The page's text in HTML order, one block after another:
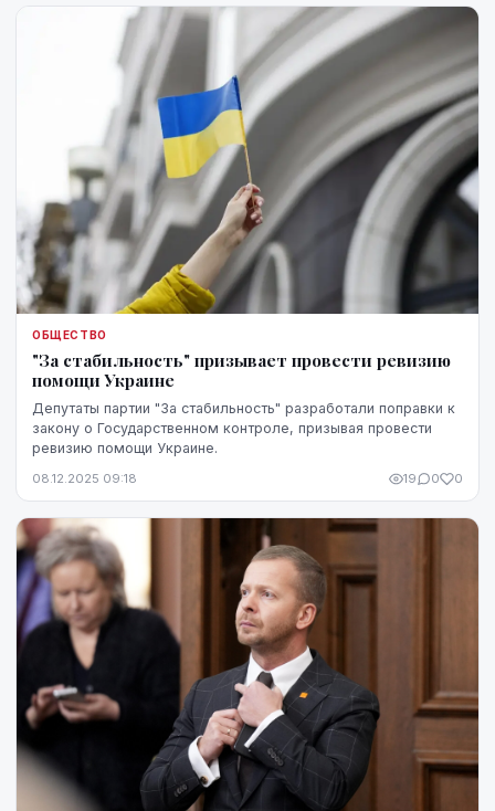
ОБЩЕСТВО
"За стабильность" призывает провести ревизию
помощи Украине
Депутаты партии "За стабильность" разработали поправки к
закону о Государственном контроле, призывая провести
ревизию помощи Украине.
08.12.2025 09:18 19 0 0